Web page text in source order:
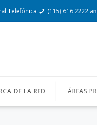
Telefónica (115) 616 2222
DE LA RED ÁREAS